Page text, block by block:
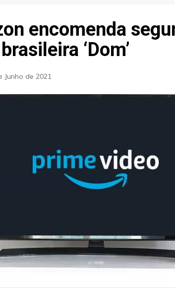
encomenda
‘Dom’
Junho de 2021